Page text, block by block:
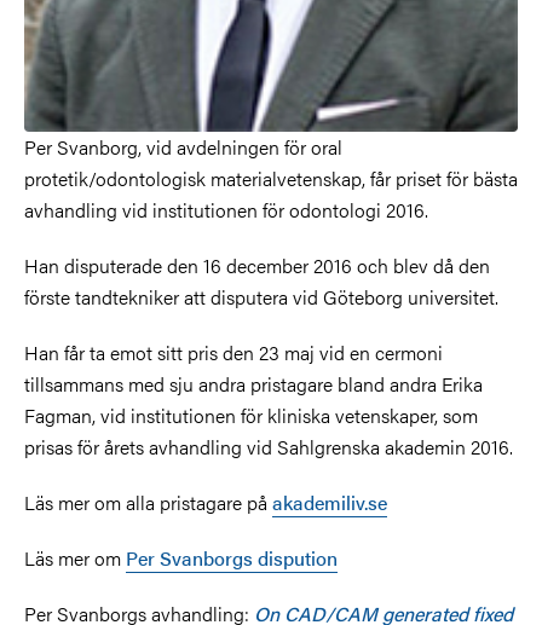
Per Svanborg, vid avdelningen för oral
protetik/odontologisk materialvetenskap, får priset för bästa
avhandling vid institutionen för odontologi 2016.
Han disputerade den 16 december 2016 och blev då den
förste tandtekniker att disputera vid Göteborg universitet.
Han får ta emot sitt pris den 23 maj vid en cermoni
tillsammans med sju andra pristagare bland andra Erika
Fagman, vid institutionen för kliniska vetenskaper, som
prisas för årets avhandling vid Sahlgrenska akademin 2016.
Läs mer om alla pristagare på akademiliv.se
Läs mer om Per Svanborgs dispution
Per Svanborgs avhandling: On CAD/CAM generated fixed